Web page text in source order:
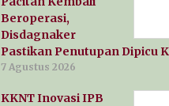
Beroperasi,
Disdagnaker
Pastikan Penutupan Dipicu
7 Agustus 2026
KKNT Inovasi IPB